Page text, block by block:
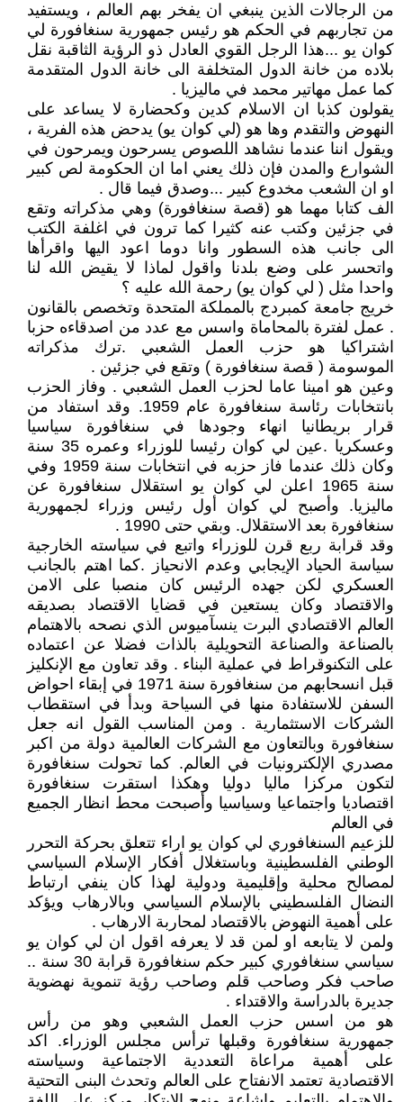
من الرجالات الذين ينبغي ان يفخر بهم العالم ، ويستفيد
من تجاربهم في الحكم هو رئيس جمهورية سنغافورة لي
كوان يو ...هذا الرجل القوي العادل ذو الرؤية الثاقبة نقل
بلاده من خانة الدول المتخلفة الى خانة الدول المتقدمة
كما عمل مهاتير محمد في ماليزيا .
يقولون كذبا ان الاسلام كدين وكحضارة لا يساعد على
النهوض والتقدم وها هو (لي كوان يو) يدحض هذه الفرية ،
ويقول اننا عندما نشاهد اللصوص يسرحون ويمرحون في
الشوارع والمدن فإن ذلك يعني اما ان الحكومة لص كبير
او ان الشعب مخدوع كبير ...وصدق فيما قال .
الف كتابا مهما هو (قصة سنغافورة) وهي مذكراته وتقع
في جزئين وكتب عنه كثيرا كما ترون في اغلفة الكتب
الى جانب هذه السطور وانا دوما اعود اليها واقرأها
واتحسر على وضع بلدنا واقول لماذا لا يقيض الله لنا
واحدا مثل ( لي كوان يو) رحمة الله عليه ؟
خريج جامعة كمبردج بالمملكة المتحدة وتخصص بالقانون
. عمل لفترة بالمحاماة واسس مع عدد من اصدقاءه حزبا
اشتراكيا هو حزب العمل الشعبي .ترك مذكراته
الموسومة ( قصة سنغافورة ) وتقع في جزئين .
وعين هو امينا عاما لحزب العمل الشعبي . وفاز الحزب
بانتخابات رئاسة سنغافورة عام 1959. وقد استفاد من
قرار بريطانيا انهاء وجودها في سنغافورة سياسيا
وعسكريا .عين لي كوان رئيسا للوزراء وعمره 35 سنة
وكان ذلك عندما فاز حزبه في انتخابات سنة 1959 وفي
سنة 1965 اعلن لي كوان يو استقلال سنغافورة عن
ماليزيا. وأصبح لي كوان أول رئيس وزراء لجمهورية
سنغافورة بعد الاستقلال. وبقي حتى 1990 .
وقد قرابة ربع قرن للوزراء واتبع في سياسته الخارجية
سياسة الحياد الإيجابي وعدم الانحياز .كما اهتم بالجانب
العسكري لكن جهده الرئيس كان منصبا على الامن
والاقتصاد وكان يستعين في قضايا الاقتصاد بصديقه
العالم الاقتصادي البرت ينسآميوس الذي نصحه بالاهتمام
بالصناعة والصناعة التحويلية بالذات فضلا عن اعتماده
على التكنوقراط في عملية البناء . وقد تعاون مع الإنكليز
قبل انسحابهم من سنغافورة سنة 1971 في إبقاء احواض
السفن للاستفادة منها في السياحة وبدأ في استقطاب
الشركات الاستثمارية . ومن المناسب القول انه جعل
سنغافورة وبالتعاون مع الشركات العالمية دولة من اكبر
مصدري الإلكترونيات في العالم. كما تحولت سنغافورة
لتكون مركزا ماليا دوليا وهكذا استقرت سنغافورة
اقتصاديا واجتماعيا وسياسيا وأصبحت محط انظار الجميع
في العالم
للزعيم السنغافوري لي كوان يو اراء تتعلق بحركة التحرر
الوطني الفلسطينية وباستغلال أفكار الإسلام السياسي
لمصالح محلية وإقليمية ودولية لهذا كان ينفي ارتباط
النضال الفلسطيني بالإسلام السياسي وبالارهاب ويؤكد
على أهمية النهوض بالاقتصاد لمحاربة الارهاب .
ولمن لا يتابعه او لمن قد لا يعرفه اقول ان لي كوان يو
سياسي سنغافوري كبير حكم سنغافورة قرابة 30 سنة ..
صاحب فكر وصاحب قلم وصاحب رؤية تنموية نهضوية
جديرة بالدراسة والاقتداء .
هو من اسس حزب العمل الشعبي وهو من رأس
جمهورية سنغافورة وقبلها ترأس مجلس الوزراء. اكد
على أهمية مراعاة التعددية الاجتماعية وسياسته
الاقتصادية تعتمد الانفتاح على العالم وتحدث البنى التحتية